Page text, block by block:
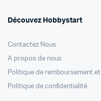
Découvez Hobbystart
Contactez Nous
A propos de nous
Politique de remboursement
Politique de confidentialité